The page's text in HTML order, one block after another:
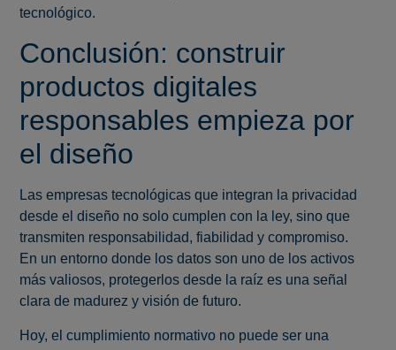
tecnológico.
Conclusión: construir
productos digitales
responsables empieza por
el diseño
Las empresas tecnológicas que integran la privacidad
desde el diseño no solo cumplen con la ley, sino que
transmiten responsabilidad, fiabilidad y compromiso.
En un entorno donde los datos son uno de los activos
más valiosos, protegerlos desde la raíz es una señal
clara de madurez y visión de futuro.
Hoy, el cumplimiento normativo no puede ser una